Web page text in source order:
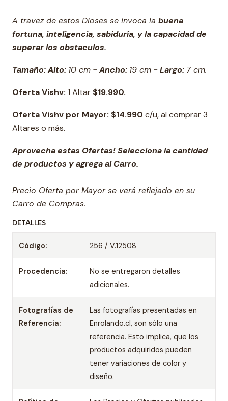
A travez de estos Dioses se invoca la buena
fortuna, inteligencia, sabiduría, y la capacidad de
superar los obstaculos.
Tamaño: Alto: 10 cm - Ancho: 19 cm - Largo: 7 cm.
Oferta Vishv: 1 Altar $19.990.
Oferta Vishv por Mayor: $14.990 c/u, al comprar 3
Altares o más.
Aprovecha estas Ofertas! Selecciona la cantidad
de productos y agrega al Carro.
Precio Oferta por Mayor se verá reflejado en su
Carro de Compras.
DETALLES
Código: 256 / V.12508
Procedencia:
No se entregaron detalles
adicionales.
Fotografías de
Referencia:
Las fotografías presentadas en
Enrolando.cl, son sólo una
referencia. Esto implica, que los
productos adquiridos pueden
tener variaciones de color y
diseño.